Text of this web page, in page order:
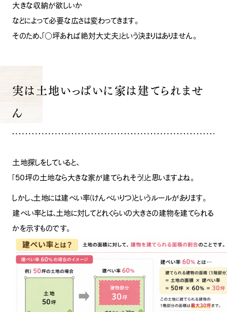
大きな収納が欲しいか
などによって必要な広さは変わってきます。
そのため、「○坪あれば絶対大丈夫」という決まりはありません。
実は土地いっぱいに家は建てられませ
ん
土地探しをしていると、
「50坪の土地なら大きな家が建てられそう！」と思いますよね。
しかし、土地には建ぺい率（けんぺいりつ）というルールがあります。
建ぺい率とは、土地に対してどれくらいの大きさの建物を建てられる
かを示すものです。